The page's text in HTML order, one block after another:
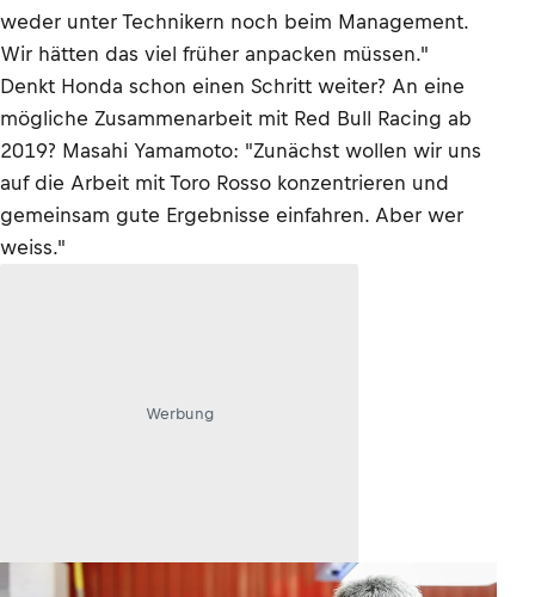
weder unter Technikern noch beim Management.
Wir hätten das viel früher anpacken müssen."
Denkt Honda schon einen Schritt weiter? An eine
mögliche Zusammenarbeit mit Red Bull Racing ab
2019? Masahi Yamamoto: "Zunächst wollen wir uns
auf die Arbeit mit Toro Rosso konzentrieren und
gemeinsam gute Ergebnisse einfahren. Aber wer
weiss."
Werbung